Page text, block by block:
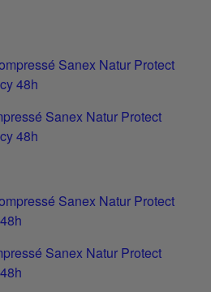
Sanex Natur Protect
48h
Sanex Natur Protect